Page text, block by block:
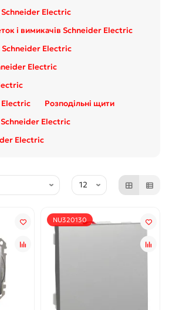
Schneider Electric
і вимикачів Schneider Electric
Electric
Electric
Electric
Розподільні щити
Electric
Electric
NU320130